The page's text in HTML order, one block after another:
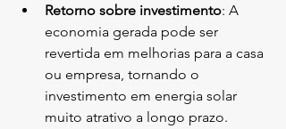
Retorno sobre investimento: A
economia gerada pode ser
revertida em melhorias para a casa
ou empresa, tornando o
investimento em energia solar
muito atrativo a longo prazo.